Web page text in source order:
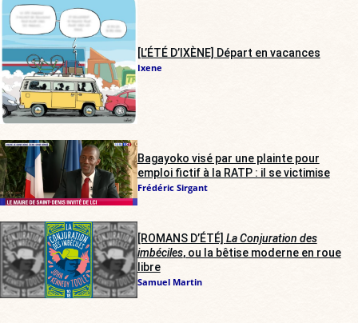
[L’ÉTÉ D’IXÈNE] Départ en vacances
Ixene
Bagayoko visé par une plainte pour
emploi fictif à la RATP : il se victimise
Frédéric Sirgant
[ROMANS D’ÉTÉ] La Conjuration des
imbéciles, ou la bêtise moderne en roue
libre
Samuel Martin